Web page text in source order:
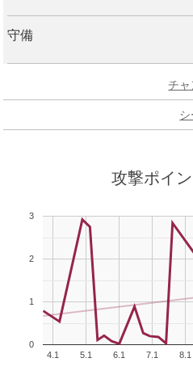
守備
チ
攻撃ポイ
4.1 5.1 6.1 7.1 8.1
0
1
2
3